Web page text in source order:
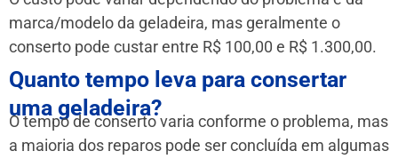
marca/modelo da geladeira, mas geralmente o
conserto pode custar entre R$ 100,00 e R$ 1.300,00.
Quanto tempo leva para consertar
uma geladeira?
O tempo de conserto varia conforme o problema, mas
a maioria dos reparos pode ser concluída em algumas